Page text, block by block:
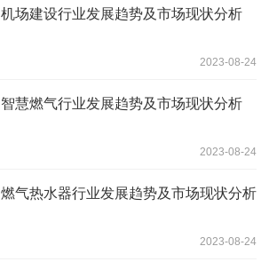
机场建设行业发展趋势及市场现状分析
2023-08-24
智慧燃气行业发展趋势及市场现状分析
2023-08-24
燃气热水器行业发展趋势及市场现状分析
2023-08-24